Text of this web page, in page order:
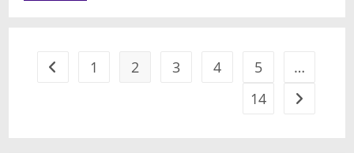
Befragung
Beschäftigte
Gehe zur vorherigen Seite
1 2 3 4 5
…
14
Gehe zur